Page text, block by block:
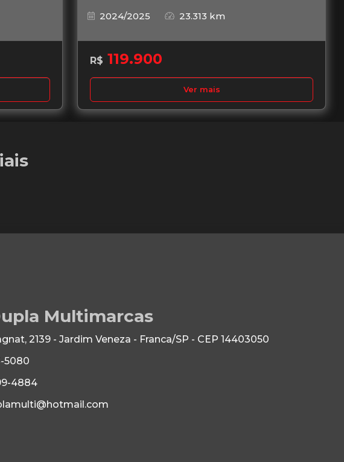
2024/2025
23.313 km
R$ 119.900
Ver mais
Multimarcas
2139 - Jardim Veneza - Franca/SP - CEP 14403050
5080
4884